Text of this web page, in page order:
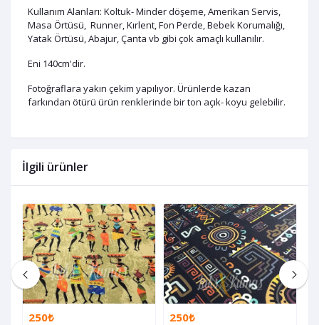
Kullanım Alanları: Koltuk- Minder döşeme, Amerikan Servis,
Masa Örtüsü, Runner, Kırlent, Fon Perde, Bebek Korumalığı,
Yatak Örtüsü, Abajur, Çanta vb gibi çok amaçlı kullanılır.
Eni 140cm'dir.
Fotoğraflara yakın çekim yapılıyor. Ürünlerde kazan
farkından ötürü ürün renklerinde bir ton açık- koyu gelebilir.
İlgili ürünler
250₺ 250₺